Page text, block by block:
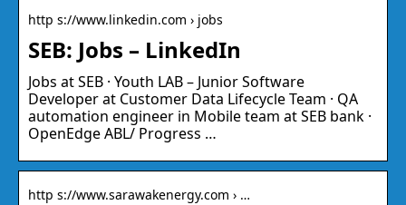
http s://www.linkedin.com › jobs
SEB: Jobs – LinkedIn
Jobs at SEB · Youth LAB – Junior Software
Developer at Customer Data Lifecycle Team · QA
automation engineer in Mobile team at SEB bank ·
OpenEdge ABL/ Progress …
http s://www.sarawakenergy.com › …